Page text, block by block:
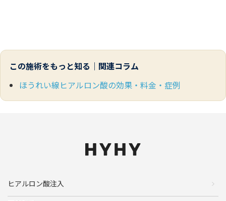
この施術をもっと知る｜関連コラム
ほうれい線ヒアルロン酸の効果・料金・症例
ヒアルロン酸注入